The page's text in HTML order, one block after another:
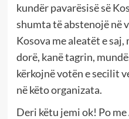
kundër pavarësisë së
shumta të abstenojë në
Kosova me aleatët e
dorë, kanë tagrin,
kërkojnë votën e secilit
në këto organizata.
Deri këtu jemi ok! Po